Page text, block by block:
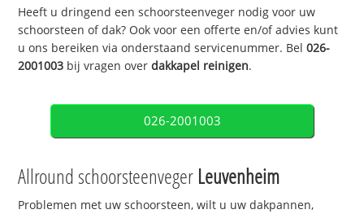
Heeft u dringend een schoorsteenveger nodig voor uw
schoorsteen of dak? Ook voor een offerte en/of advies kunt
u ons bereiken via onderstaand servicenummer. Bel026-
2001003 bij vragen overdakkapel reinigen.
026-2001003
Allround schoorsteenveger Leuvenheim
Problemen met uw schoorsteen, wilt u uw dakpannen,